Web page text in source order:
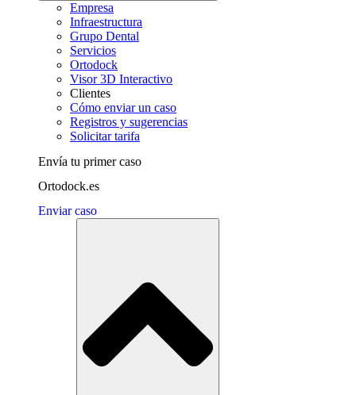
Empresa
Infraestructura
Grupo Dental
Servicios
Ortodock
Visor 3D Interactivo
Clientes
Cómo enviar un caso
Registros y sugerencias
Solicitar tarifa
Envía tu primer caso
Ortodock.es
Enviar caso